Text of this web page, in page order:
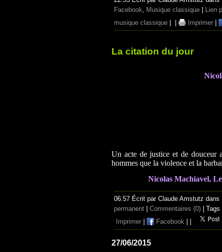
Facebook
Musique classique | Lien
musique classique | | Imprimer |
La citation du jour
Un acte de justice et de douceur
hommes que la violence et la
Nicolas Machiavel,
06:57 Écrit par Claude Amstutz dans
permanent
Commentaires (0) |
Imprimer
Facebook
27/06/2015